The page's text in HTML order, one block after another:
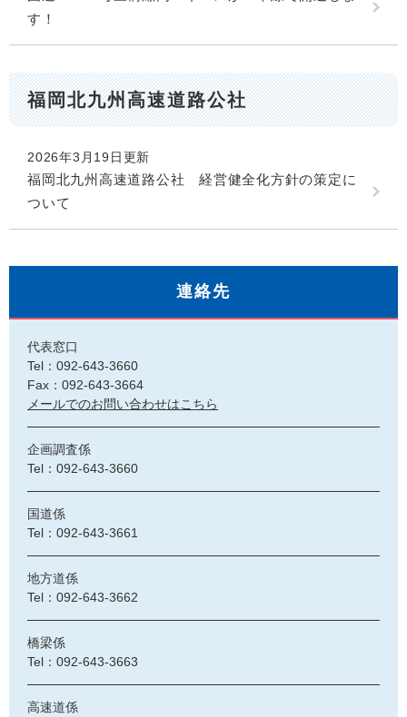
す！
福岡北九州高速道路公社
2026年3月19日更新
福岡北九州高速道路公社 経営健全化方針の策定に
ついて
連絡先
代表窓口
Tel：092-643-3660
Fax：092-643-3664
メールでのお問い合わせはこちら
企画調査係
Tel：092-643-3660
国道係
Tel：092-643-3661
地方道係
Tel：092-643-3662
橋梁係
Tel：092-643-3663
高速道係